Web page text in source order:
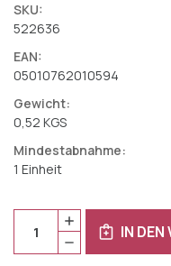
SKU:
522636
EAN:
05010762010594
Gewicht:
0,52 KGS
Mindestabnahme:
1 Einheit
Huidige
Voorraad:
Nummer:
PYREX
CLASSIC
PYREX
CLASSIC
MENGE
ERHÖHEN
IN DEN